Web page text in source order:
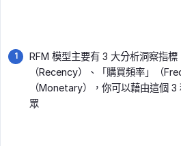
RFM 模型主要有 3 大分析洞察指標
（Recency）、「購買頻率」（
（Monetary），你可以藉由這個
眾